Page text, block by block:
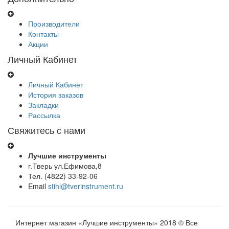
Производители
Контакты
Акции
Личный Кабинет
Личный Кабинет
История заказов
Закладки
Рассылка
Свяжитесь с нами
Лучшие инструменты
г.Тверь ул.Ефимова,8
Тел. (4822) 33-92-06
Email stihl@tverinstrument.ru
Интернет магазин «Лучшие инструменты» 2018 © Все